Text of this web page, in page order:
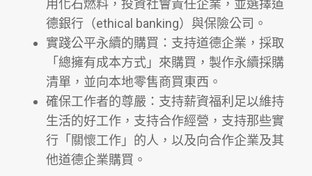
用化石燃料，投資社會責任企業，並選擇道
德銀行（ethical banking）與保險公司。
實踐公平永續的購買：支持道德企業，採取
「總擁有成本方式」來購買，製作永續採購
清單，並向本地零售商買東西。
確保工作者的尊嚴：支持薪資福利足以維持
生活的好工作，支持合作經營，支持那些實
行「關懷工作」的人，以及向合作企業及其
他道德企業購買。